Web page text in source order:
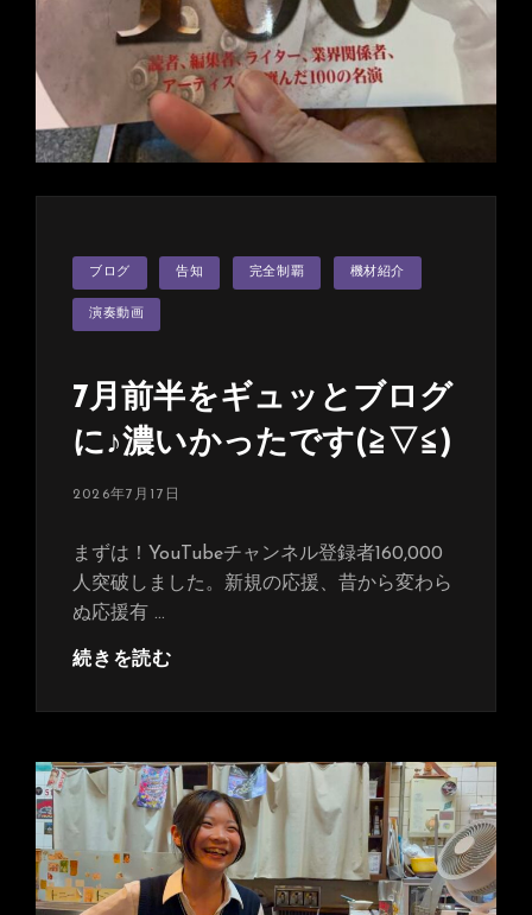
カ
ゴ
ー
ブログ 告知 完全制覇 機材紹介
演奏動画
7月前半をギュッとブログ
に♪濃いかったです(≧▽≦)
投
2026年7月17日
まずは！YouTubeチャンネル登録者160,000
人突破しました。新規の応援、昔から変わら
ぬ応援有 …
続きを読む
前
を
ギ
ュ
ッ
と